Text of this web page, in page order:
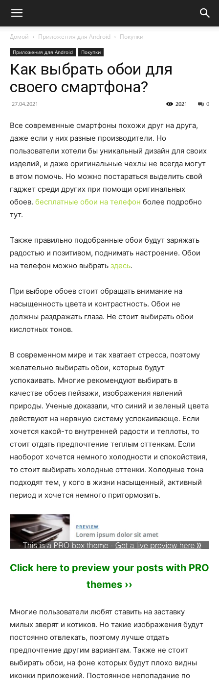
Домой Приложения для Android Покупки
Приложения для Android Покупки
Как выбрать обои для
своего смартфона?
27.04.2021 0
2021
Все современные смартфоны похожи друг на друга,
даже если у них разные производители. Но
пользователи хотели бы уникальный дизайн для своих
изделий, и даже оригинальные чехлы не всегда могут
в этом помочь. Но можно постараться выделить свой
гаджет среди других при помощи оригинальных
обоев. бесплатные обои на телефон более подробно
тут.
Также правильно подобранные обои будут заряжать
радостью и позитивом, поднимать настроение. Обои
на телефон можно выбрать здесь.
При выборе обоев стоит обращать внимание на
насыщенность цвета и контрастность. Обои не
должны раздражать глаза. Не стоит выбирать обои
кислотных тонов.
В современном мире и так хватает стресса, поэтому
желательно выбирать обои, которые будут
успокаивать. Многие рекомендуют выбирать в
качестве обоев пейзажи, изображения явлений
природы. Ученые доказали, что синий и зеленый цвета
действуют на нервную систему успокаивающе. Если
хочется какой-то внутренней радости и теплоты, то
стоит отдать предпочтение теплым оттенкам. Если
наоборот хочется немного холодности и спокойствия,
то стоит выбирать холодные оттенки. Холодные тона
подходят тем, у кого в жизни насыщенный, активный
период и хочется немного притормозить.
Click here to preview your posts with PRO
themes ››
Многие пользователи любят ставить на заставку
милых зверят и котиков. Но такие изображения будут
постоянно отвлекать, поэтому лучше отдать
предпочтение другим вариантам. Также не стоит
выбирать обои, на фоне которых будут плохо видны
иконки приложений. Постоянное непопадание по